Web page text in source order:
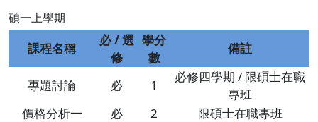
碩一上學期
課程名稱
必 / 選
修
學分
數
備註
專題討論 必 1
必修四學期 / 限碩士在職
專班
價格分析一
必 2
限碩士在職專班